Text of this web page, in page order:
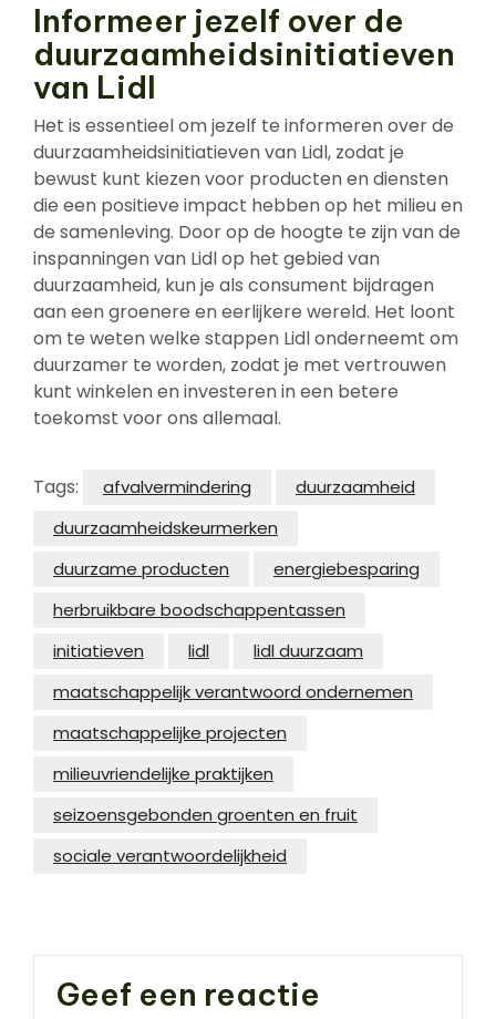
Informeer jezelf over de
duurzaamheidsinitiatieven
van Lidl
Het is essentieel om jezelf te informeren over de
duurzaamheidsinitiatieven van Lidl, zodat je
bewust kunt kiezen voor producten en diensten
die een positieve impact hebben op het milieu en
de samenleving. Door op de hoogte te zijn van de
inspanningen van Lidl op het gebied van
duurzaamheid, kun je als consument bijdragen
aan een groenere en eerlijkere wereld. Het loont
om te weten welke stappen Lidl onderneemt om
duurzamer te worden, zodat je met vertrouwen
kunt winkelen en investeren in een betere
toekomst voor ons allemaal.
Tags: afvalvermindering
duurzaamheid
duurzaamheidskeurmerken
duurzame producten
energiebesparing
herbruikbare boodschappentassen
initiatieven
lidl
lidl duurzaam
maatschappelijk verantwoord ondernemen
maatschappelijke projecten
milieuvriendelijke praktijken
seizoensgebonden groenten en fruit
sociale verantwoordelijkheid
Geef een reactie